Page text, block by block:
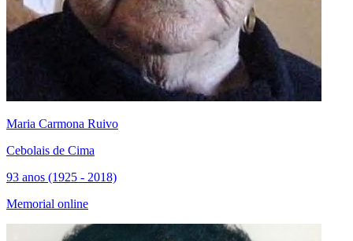
Maria Carmona Ruivo
Cebolais de Cima
93 anos (1925 - 2018)
Memorial online